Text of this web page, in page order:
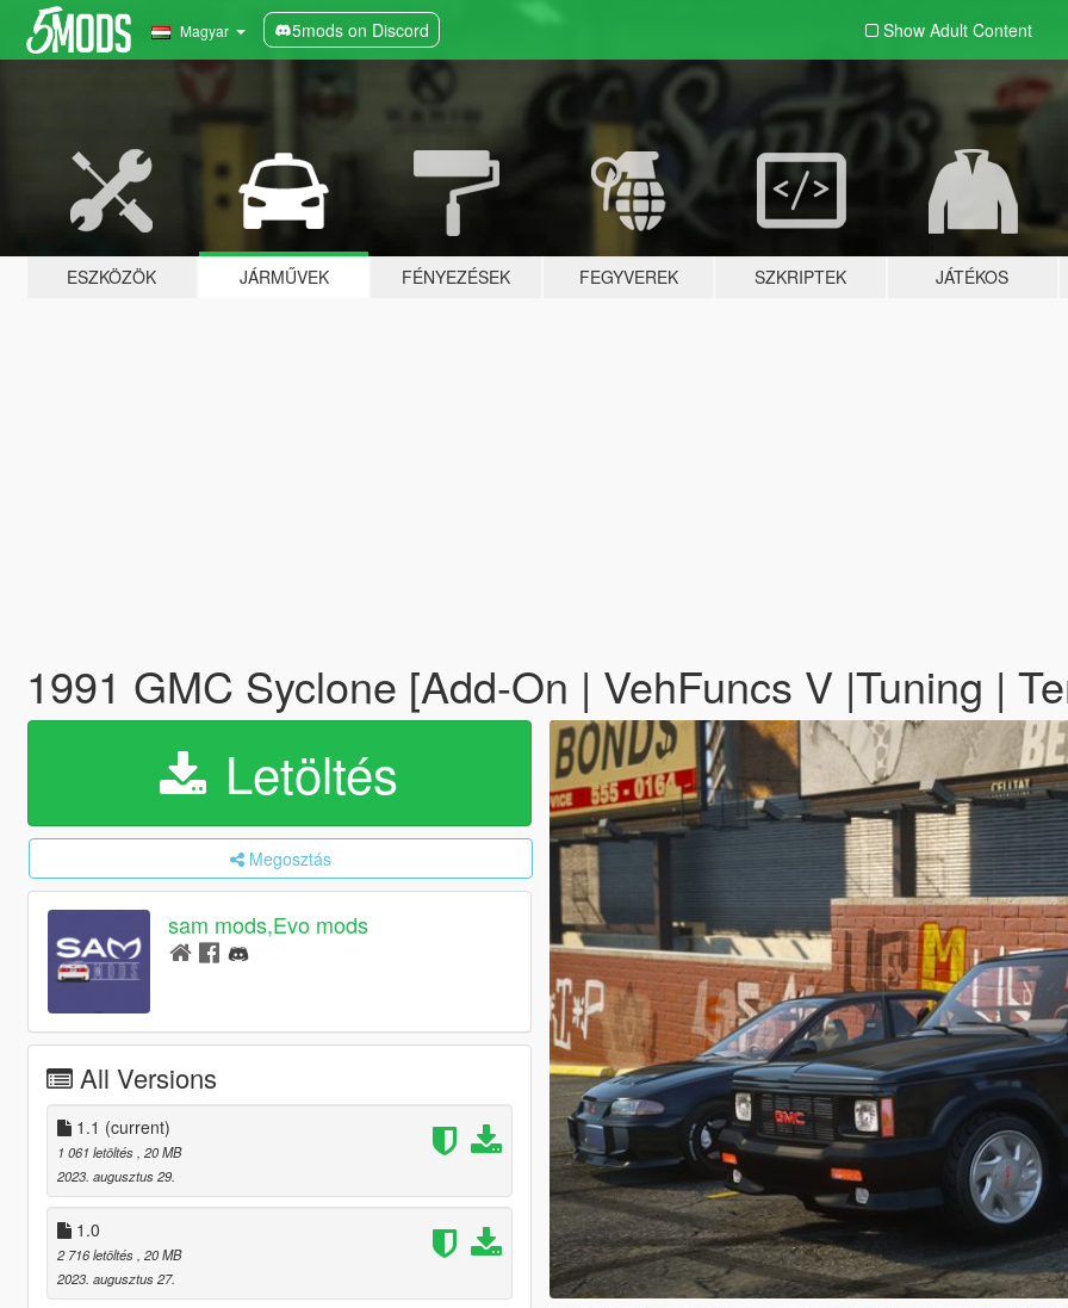
Magyar 5mods on Discord Show Adult Content
ESZKÖZÖK JÁRMŰVEK FÉNYEZÉSEK FEGYVEREK SZKRIPTEK JÁTÉKOS
1991 GMC Syclone [Add-On | VehFuncs V |Tuning |
Letöltés
Megosztás
sam mods,Evo mods
All Versions
1.1 (current)
1 061 letöltés , 20 MB
2023. augusztus 29.
1.0
2 716 letöltés , 20 MB
2023. augusztus 27.